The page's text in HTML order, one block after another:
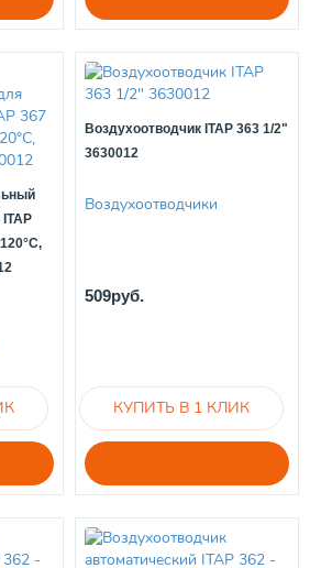
Воздухоотводчик ITAP 363 1/2"
3630012
Воздухоотводчики
509руб.